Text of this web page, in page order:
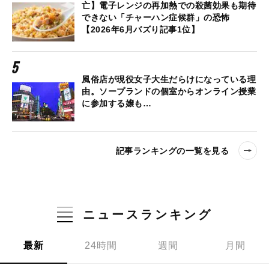
亡】電子レンジの再加熱での殺菌効果も期待
できない「チャーハン症候群」の恐怖
【2026年6月バズり記事1位】
風俗店が現役女子大生だらけになっている理
由。ソープランドの個室からオンライン授業
に参加する嬢も…
記事ランキングの一覧を見る
ニュースランキング
最新 24時間 週間 月間